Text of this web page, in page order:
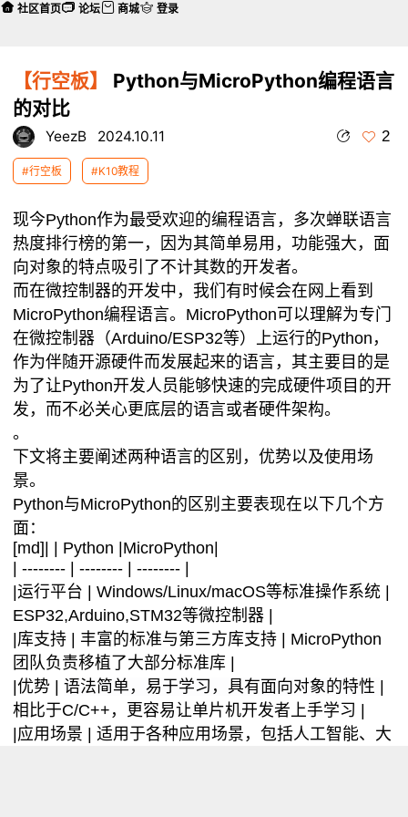
【行空板】
Python与MicroPython编程语言
的对比
YeezB 2024.10.11 2
#行空板 #K10教程
现今Python作为最受欢迎的编程语言，多次蝉联语言
热度排行榜的第一，因为其简单易用，功能强大，面
向对象的特点吸引了不计其数的开发者。
而在微控制器的开发中，我们有时候会在网上看到
MicroPython编程语言。MicroPython可以理解为专门
在微控制器（Arduino/ESP32等）上运行的Python，
作为伴随开源硬件而发展起来的语言，其主要目的是
为了让Python开发人员能够快速的完成硬件项目的开
发，而不必关心更底层的语言或者硬件架构。
。
下文将主要阐述两种语言的区别，优势以及使用场
景。
Python与MicroPython的区别主要表现在以下几个方
面：
[md]| | Python |MicroPython|
| -------- | -------- | -------- |
|运行平台 | Windows/Linux/macOS等标准操作系统 |
ESP32,Arduino,STM32等微控制器 |
|库支持 | 丰富的标准与第三方库支持 | MicroPython
团队负责移植了大部分标准库 |
|优势 |语法简单，易于学习，具有面向对象的特性
相比于C/C++，更容易让单片机开发者上手学习 |
|应用场景 | 适用于各种应用场景，包括人工智能、大
社区首页 论坛 商城 登录